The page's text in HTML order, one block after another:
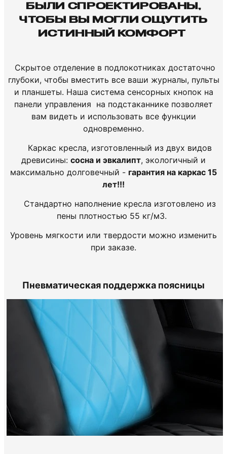
БЫЛИ СПРОЕКТИРОВАНЫ,
ЧТОБЫ ВЫ МОГЛИ ОЩУТИТЬ
ИСТИННЫЙ КОМФОРТ
Скрытое отделение в подлокотниках достаточно
глубоки, чтобы вместить все ваши журналы, пульты
и планшеты. Наша система сенсорных кнопок на
панели управления на подстаканнике позволяет
вам видеть и использовать все функции
одновременно.
Каркас кресла, изготовленный из двух видов
древисины: сосна и эвкалипт, экологичный и
максимально долговечный - гарантия на каркас 15
лет!!!
Стандартно наполнение кресла изготовлено из
пены плотностью 55 кг/м3.
Уровень мягкости или твердости можно изменить
при заказе.
Пневматическая поддержка поясницы